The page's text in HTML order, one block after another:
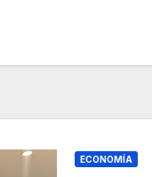
ECONOMÍA